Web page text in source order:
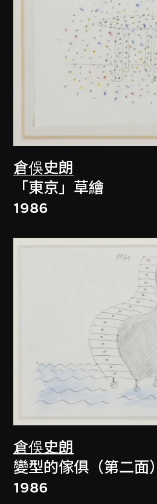
倉俁史朗
「東京」草繪
1986
倉俁史朗
變型的傢俱（第二面）
1986